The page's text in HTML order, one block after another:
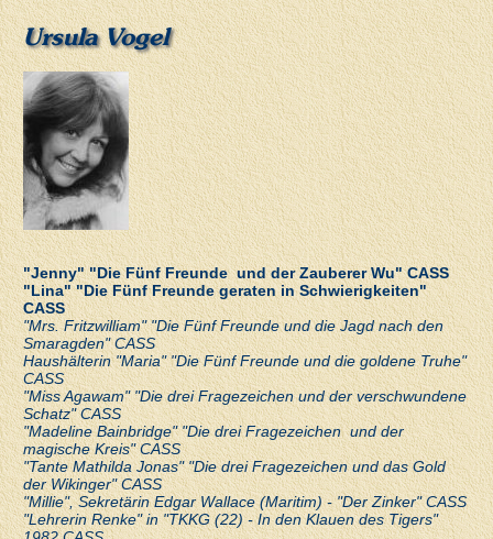
Ursula Vogel
"Jenny" "Die Fünf Freunde und der Zauberer Wu" CASS
"Lina" "Die Fünf Freunde geraten in Schwierigkeiten"
CASS
"Mrs. Fritzwilliam" "Die Fünf Freunde und die Jagd nach den
Smaragden" CASS
Haushälterin "Maria" "Die Fünf Freunde und die goldene Truhe"
CASS
"Miss Agawam" "Die drei Fragezeichen und der verschwundene
Schatz" CASS
"Madeline Bainbridge" "Die drei Fragezeichen und der
magische Kreis" CASS
"Tante Mathilda Jonas" "Die drei Fragezeichen und das Gold
der Wikinger" CASS
"Millie", Sekretärin Edgar Wallace (Maritim) - "Der Zinker" CASS
"Lehrerin Renke" in "TKKG (22) - In den Klauen des Tigers"